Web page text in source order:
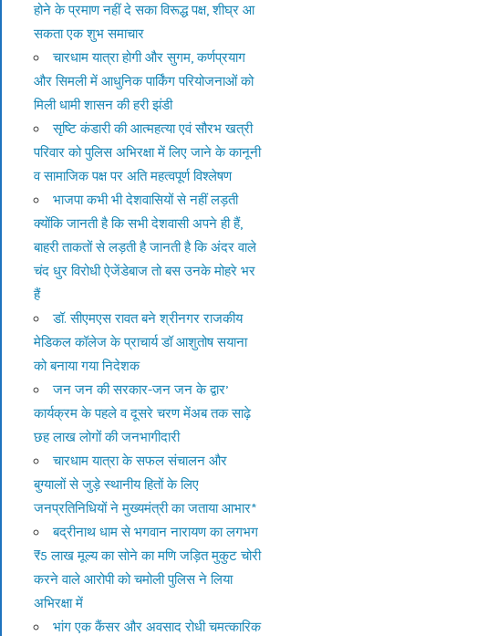
होने के प्रमाण नहीं दे सका विरूद्ध पक्ष, शीघ्र आ
सकता एक शुभ समाचार
चारधाम यात्रा होगी और सुगम, कर्णप्रयाग
और सिमली में आधुनिक पार्किंग परियोजनाओं को
मिली धामी शासन की हरी झंडी
सृष्टि कंडारी की आत्महत्या एवं सौरभ खत्री
परिवार को पुलिस अभिरक्षा में लिए जाने के कानूनी
व सामाजिक पक्ष पर अति महत्वपूर्ण विश्लेषण
भाजपा कभी भी देशवासियों से नहीं लड़ती
क्योंकि जानती है कि सभी देशवासी अपने ही हैं,
बाहरी ताकतों से लड़ती है जानती है कि अंदर वाले
चंद धुर विरोधी ऐजेंडेबाज तो बस उनके मोहरे भर
हैं
डॉ. सीएमएस रावत बने श्रीनगर राजकीय
मेडिकल कॉलेज के प्राचार्य डॉ आशुतोष सयाना
को बनाया गया निदेशक
जन जन की सरकार-जन जन के द्वार’
कार्यक्रम के पहले व दूसरे चरण मेंअब तक साढ़े
छह लाख लोगों की जनभागीदारी
चारधाम यात्रा के सफल संचालन और
बुग्यालों से जुड़े स्थानीय हितों के लिए
जनप्रतिनिधियों ने मुख्यमंत्री का जताया आभार*
बद्रीनाथ धाम से भगवान नारायण का लगभग
₹5 लाख मूल्य का सोने का मणि जड़ित मुकुट चोरी
करने वाले आरोपी को चमोली पुलिस ने लिया
अभिरक्षा में
भांग एक कैंसर और अवसाद रोधी चमत्कारिक